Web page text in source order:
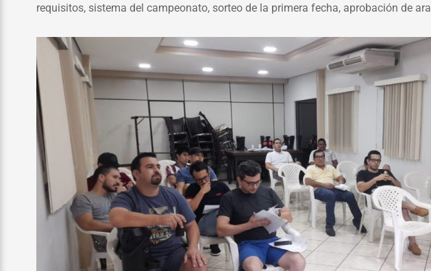
requisitos, sistema del campeonato, sorteo de la primera fecha, aprobación de